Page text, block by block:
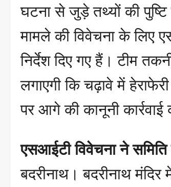
घटना से जुड़े तथ्यों की
मामले की विवेचना के लिए
निर्देश दिए गए हैं। टीम
लगाएगी कि चढ़ावे में
पर आगे की कानूनी कार्रवाई
एसआईटी विवेचना ने
बदरीनाथ। बदरीनाथ